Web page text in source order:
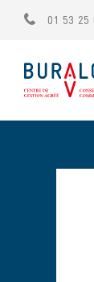
01 53 25